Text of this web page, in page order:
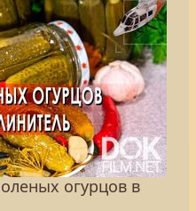
огурцов в